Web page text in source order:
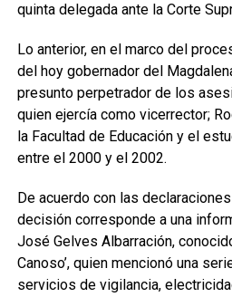
quinta delegada ante la Corte
Lo anterior, en el marco del
del hoy gobernador del
presunto perpetrador de los
quien ejercía como vicerrector;
la Facultad de Educación y el
entre el 2000 y el 2002.
De acuerdo con las
decisión corresponde a una
José Gelves Albarración,
Canoso’, quien mencionó una
servicios de vigilancia,